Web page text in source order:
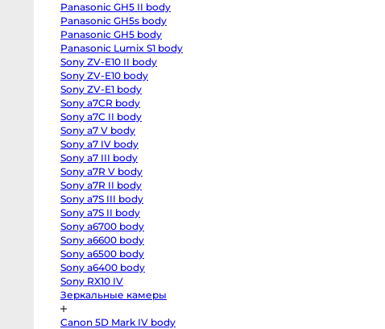
Canon
EOS
Panasonic GH5 II body
Panasonic GH5s body
Panasonic GH5 body
Panasonic Lumix S1 body
Sony ZV-E10 II body
Sony ZV-E10 body
Sony ZV-E1 body
Sony a7CR body
Sony a7C II body
Sony a7 V body
Sony a7 IV body
Sony a7 III body
Sony a7R V body
Sony a7R II body
Sony a7S III body
Sony a7S II body
Sony a6700 body
Sony a6600 body
Sony a6500 body
Sony a6400 body
Sony RX10 IV
Зеркальные камеры
Canon 5D Mark IV body